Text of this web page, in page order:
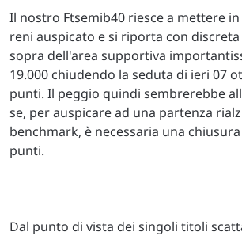
Il nostro Ftsemib40 riesce a mettere
reni auspicato e si riporta con
sopra dell'area supportiva
19.000 chiudendo la seduta di ieri 07
punti. Il peggio quindi sembrerebbe
se, per auspicare ad una partenza
benchmark, è necessaria una
punti.
Dal punto di vista dei singoli titoli